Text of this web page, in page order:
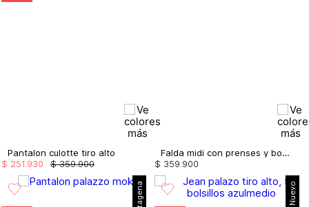
Pantalon culotte tiro alto
$ 359.900
$ 251 930
Falda midi con prenses y bolsillos
$ 359 900
Nuevo